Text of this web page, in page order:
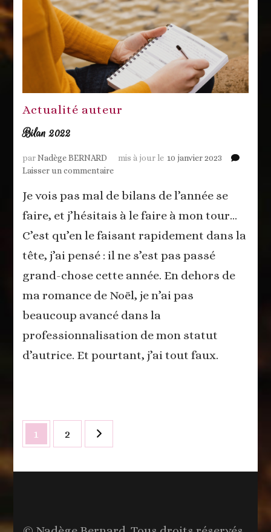
Actualité auteur
Bilan 2022
parNadège BERNARD mis à jour le 10 janvier 2023
Laisser un commentairesur
2022
Je vois pas mal de bilans de l’année se
faire, et j’hésitais à le faire à mon tour…
C’est qu’en le faisant rapidement dans la
tête, j’ai pensé : il ne s’est pas passé
grand-chose cette année. En dehors de
ma romance de Noël, je n’ai pas
beaucoup avancé dans la
professionnalisation de mon statut
d’autrice. Et pourtant, j’ai tout faux.
Navigation
des
articles
Page
1 Page
2